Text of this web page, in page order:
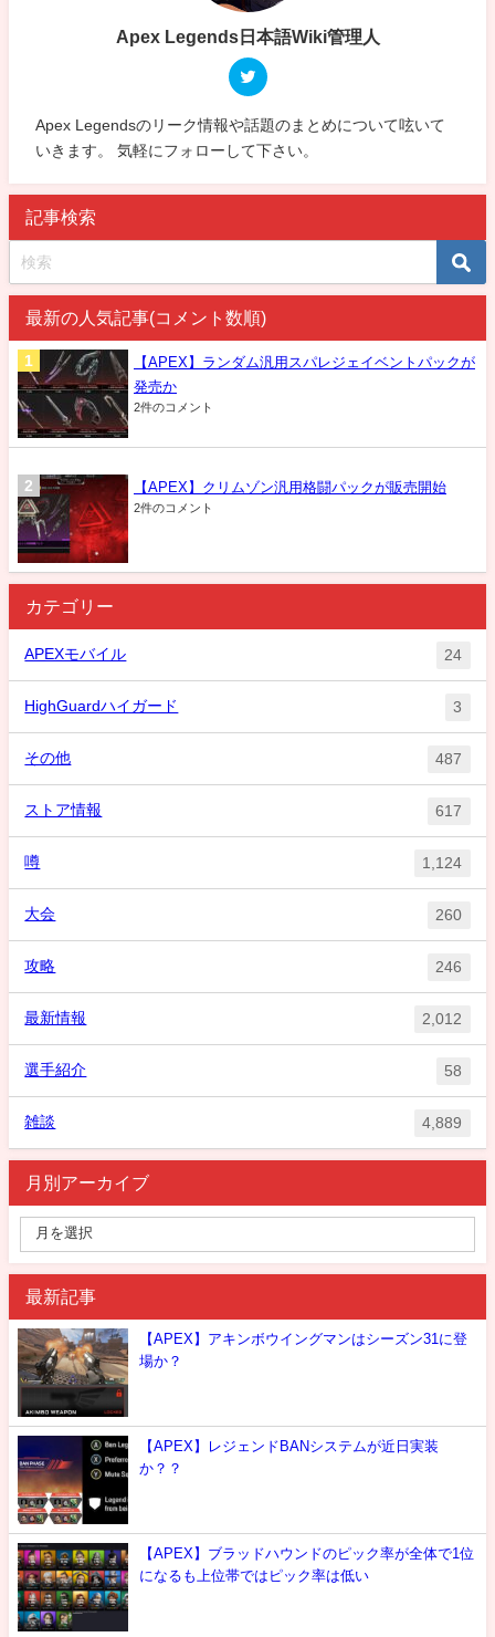
Apex Legends日本語Wiki管理人
Apex Legendsのリーク情報や話題のまとめについて呟いて
いきます。 気軽にフォローして下さい。
記事検索
最新の人気記事(コメント数順)
【APEX】ランダム汎用スパレジェイベントパックが
発売か
2件のコメント
【APEX】クリムゾン汎用格闘パックが販売開始
2件のコメント
カテゴリー
APEXモバイル 24
HighGuardハイガード 3
その他 487
ストア情報 617
噂 1,124
大会 260
攻略 246
最新情報 2,012
選手紹介 58
雑談 4,889
月別アーカイブ
最新記事
【APEX】アキンボウイングマンはシーズン31に登
場か？
【APEX】レジェンドBANシステムが近日実装
か？？
【APEX】ブラッドハウンドのピック率が全体で1位
になるも上位帯ではピック率は低い